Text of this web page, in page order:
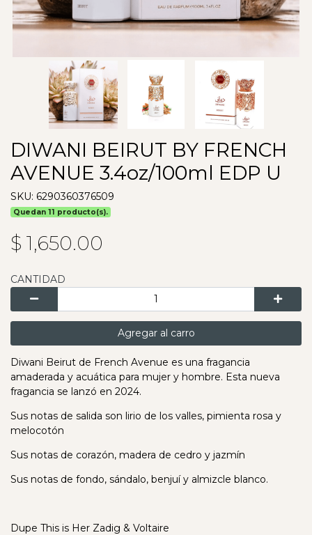
DIWANI BEIRUT BY FRENCH
AVENUE 3.4oz/100ml EDP U
SKU: 6290360376509
Quedan 11 producto(s).
$ 1,650.00
CANTIDAD
Agregar al carro
Diwani Beirut de French Avenue es una fragancia
amaderada y acuática para mujer y hombre. Esta nueva
fragancia se lanzó en 2024.
Sus notas de salida son lirio de los valles, pimienta rosa y
melocotón
Sus notas de corazón, madera de cedro y jazmín
Sus notas de fondo, sándalo, benjuí y almizcle blanco.
Dupe This is Her Zadig & Voltaire